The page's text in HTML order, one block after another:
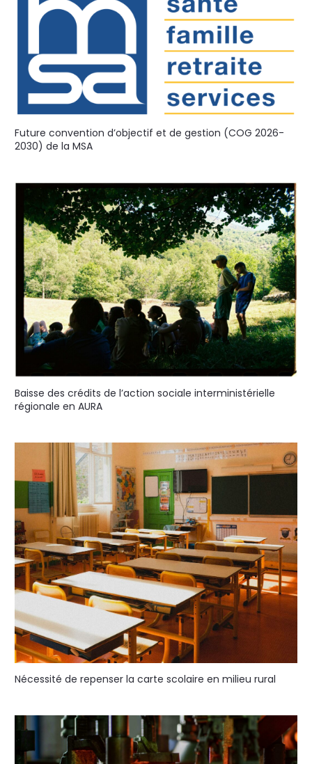
Future convention d’objectif et de gestion (COG 2026-
2030) de la MSA
Baisse des crédits de l’action sociale interministérielle
régionale en AURA
Nécessité de repenser la carte scolaire en milieu rural